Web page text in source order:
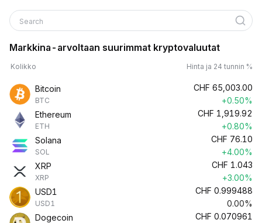
Search
Markkina-arvoltaan suurimmat kryptovaluutat
Kolikko Hinta ja 24 tunnin %
Bitcoin
BTC
CHF 65,003.00
+0.50%
Ethereum
ETH
CHF 1,919.92
+0.80%
Solana
SOL
CHF 76.10
+4.00%
XRP
XRP
CHF 1.043
+3.00%
USD1
USD1
CHF 0.999488
0.00%
Dogecoin
CHF 0.070961